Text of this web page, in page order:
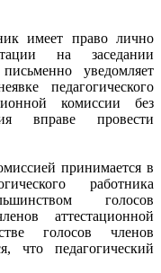
имеет право лично
на заседании
уведомляет
педагогического
комиссии без
вправе провести
принимается в
работника
голосов
аттестационной
голосов членов
что педагогический